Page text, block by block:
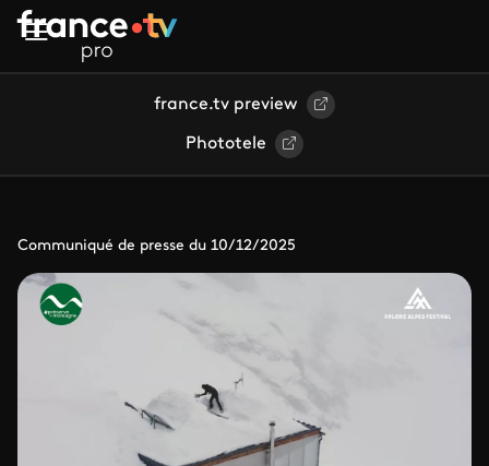
Aller au contenu principal
france.tv preview
Phototele
Communiqué de presse du 10/12/2025